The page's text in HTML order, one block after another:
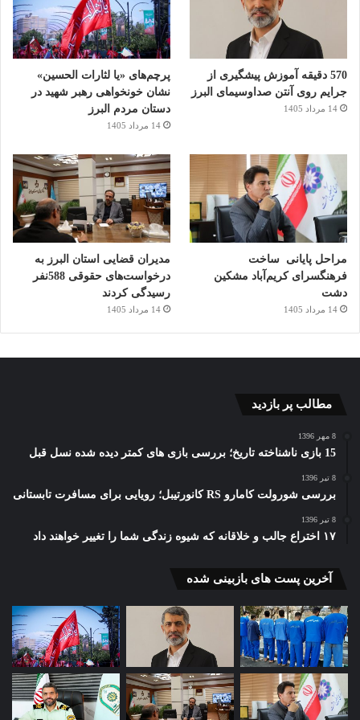
نگیرند، فناوری های توسعه یافته بر اساس آن می توانند کاربردهای
بسیار زیادی را در حوزه واقعیت افزوده به ارمغان بیاورند.
با توجه به پیشرفت قابل توجه پلتفرم تانگو، می
توان پتانسیل زیادی را برای فناوری واقعیت
افزوده در محیط های آموزشی، حوزه گردشگری،
بازاریابی و تبلیغات، خرده فروشی و غیره متصور
شد.
اگر بخواهیم واقعیت افزوده و مجازی اوج بگیرند، به نمایشگرهایی با
مختلف، بهترین تصاویر را نمایش بدهند. همگام سازی خروجی
از بین می برد، قابلیتی که می تواند احساس سرگیجه و ناراحتی حین
نمایشگرهای سازگار پذیر در موبایل برشمرد. افزایش نرخ رفرش
ویدیوها نیز روان تر اجرا می شوند. از طرفی در مواقعی که با تصویر
ثابتی روبرو هستیم، نرخ رفرش کاهش یافته و در مصرف باتری
صرفه جویی می گردد.
نمایشگرهای نسل جدید آیپد پرو، نرخ رفرش متغیر دارند
اپل به تازگی از نمایشگرهای سازگار پذیر خود با نام ProMotion
570 دقیقه آموزش پیشگیری از
جرایم روی آنتن صداوسیمای البرز
14 مرداد 1405
پرچم‌های «یا لثارات الحسین»
نشان خونخواهی رهبر شهید در
دستان مردم البرز
14 مرداد 1405
مراحل پایانی ساخت
فرهنگسرای کریم‌آباد مشکین
دشت
14 مرداد 1405
مدیران قضایی استان البرز به
درخواست‌های حقوقی 588نفر
رسیدگی کردند
14 مرداد 1405
مطالب پر بازدید
8 مهر 1396
15 بازی ناشناخته تاریخ؛ بررسی بازی های کمتر دیده شده نسل قبل
8 تیر 1396
بررسی شورولت کامارو RS کانورتیبل؛ رویایی برای مسافرت تابستانی
8 تیر 1396
۱۷ اختراع جالب و خلاقانه که شیوه زندگی شما را تغییر خواهند داد
آخرین پست های بازبینی شده